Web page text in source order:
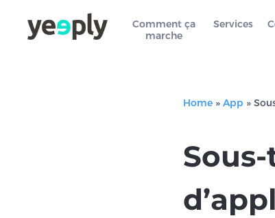
Comment ça
marche
Services
Home » App »